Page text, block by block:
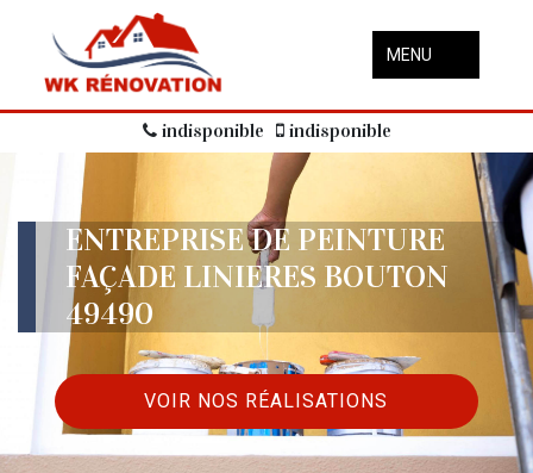
MENU
indisponible indisponible
ENTREPRISE DE PEINTURE
FAÇADE LINIERES BOUTON
49490
VOIR NOS RÉALISATIONS